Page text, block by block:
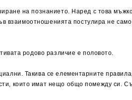
на познанието. Наред с това
взаимоотношенията постулира не
родово различие е половото.
Такива се елементарните
които имат нещо общо помежду си.